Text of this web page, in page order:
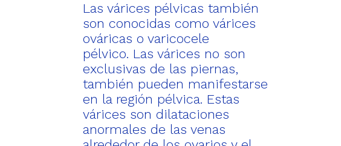
Las várices pélvicas también
son conocidas como várices
ováricas o varicocele
pélvico. Las várices no son
exclusivas de las piernas,
también pueden manifestarse
en la región pélvica. Estas
várices son dilataciones
anormales de las venas